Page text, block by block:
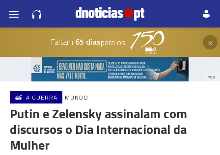
Faltam 65 diaspara os ×
PUB
A GUERRA MUNDO
Putin e Zelensky assinalam com
discursos o Dia Internacional da
Mulher